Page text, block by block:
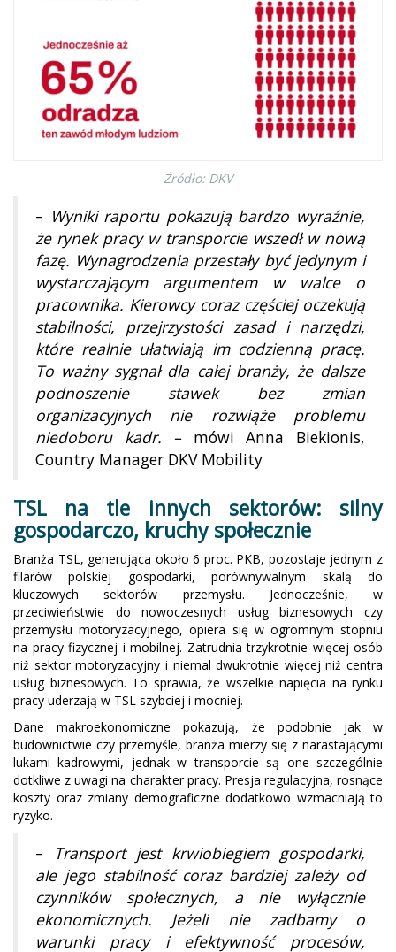
Źródło: DKV
– Wyniki raportu pokazują bardzo wyraźnie,
że rynek pracy w transporcie wszedł w nową
fazę. Wynagrodzenia przestały być jedynym i
wystarczającym argumentem w walce o
pracownika. Kierowcy coraz częściej oczekują
stabilności, przejrzystości zasad i narzędzi,
które realnie ułatwiają im codzienną pracę.
To ważny sygnał dla całej branży, że dalsze
podnoszenie stawek bez zmian
organizacyjnych nie rozwiąże problemu
niedoboru kadr. –mówi Anna Biekionis,
Country Manager DKV Mobility
TSL na tle innych sektorów: silny
gospodarczo, kruchy społecznie
Branża TSL, generująca około 6 proc. PKB, pozostaje jednym z
filarów polskiej gospodarki, porównywalnym skalą do
kluczowych sektorów przemysłu. Jednocześnie, w
przeciwieństwie do nowoczesnych usług biznesowych czy
przemysłu motoryzacyjnego, opiera się w ogromnym stopniu
na pracy fizycznej i mobilnej. Zatrudnia trzykrotnie więcej osób
niż sektor motoryzacyjny i niemal dwukrotnie więcej niż centra
usług biznesowych. To sprawia, że wszelkie napięcia na rynku
pracy uderzają w TSL szybciej i mocniej.
Dane makroekonomiczne pokazują, że podobnie jak w
budownictwie czy przemyśle, branża mierzy się z narastającymi
lukami kadrowymi, jednak w transporcie są one szczególnie
dotkliwe z uwagi na charakter pracy. Presja regulacyjna, rosnące
koszty oraz zmiany demograficzne dodatkowo wzmacniają to
ryzyko.
–
Transport jest krwiobiegiem gospodarki,
ale jego stabilność coraz bardziej zależy od
czynników społecznych, a nie wyłącznie
ekonomicznych. Jeżeli nie zadbamy o
warunki pracy i efektywność procesów,